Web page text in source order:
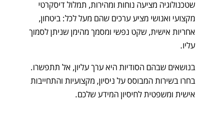
שטכנולוגיה מציעה נוחות ומהירות, תמלול דיסקרטי
מקצועי ואנושי מציע ערכים שהם מעל לכל: ביטחון,
אחריות אישית, שקט נפשי ומסמך מהימן שניתן לסמוך
עליו.
בנושאים שבהם הסודיות היא ערך עליון, אל תתפשרו.
בחרו בשירות המבוסס על ניסיון, מקצועיות והתחייבות
אישית ומשפטית לחיסיון המידע שלכם.